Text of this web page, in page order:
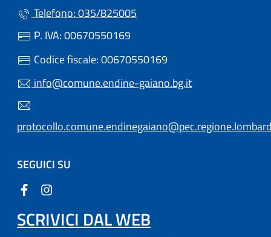
Telefono: 035/825005
P. IVA: 00670550169
Codice fiscale: 00670550169
info@comune.endine-gaiano.bg.it
SEGUICI SU
SCRIVICI DAL WEB